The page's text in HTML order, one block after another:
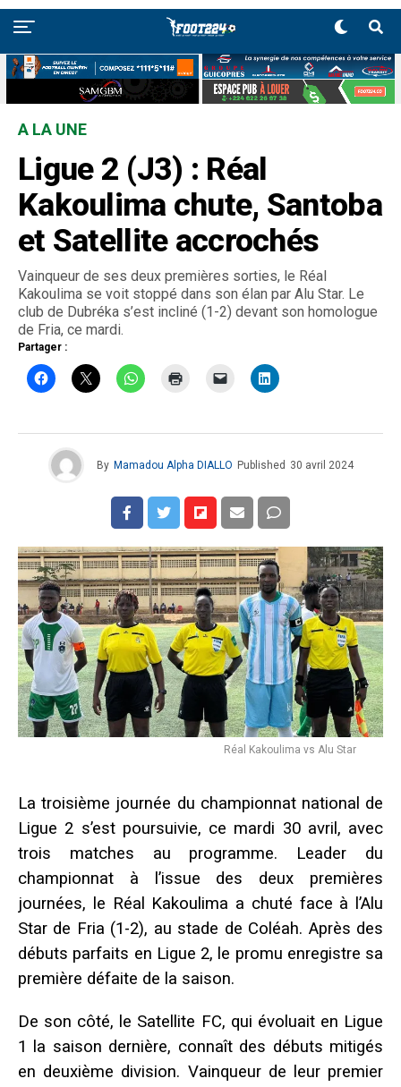
A LA UNE
Ligue 2 (J3) : Réal
Kakoulima chute, Santoba
et Satellite accrochés
Vainqueur de ses deux premières sorties, le Réal
Kakoulima se voit stoppé dans son élan par Alu Star. Le
club de Dubréka s’est incliné (1-2) devant son homologue
de Fria, ce mardi.
Partager :
By Mamadou Alpha DIALLO Published 30 avril 2024
Réal Kakoulima vs Alu Star
La troisième journée du championnat national de
Ligue 2 s’est poursuivie, ce mardi 30 avril, avec
trois matches au programme. Leader du
championnat à l’issue des deux premières
journées, le Réal Kakoulima a chuté face à l’Alu
Star de Fria (1-2), au stade de Coléah. Après des
débuts parfaits en Ligue 2, le promu enregistre sa
première défaite de la saison.
De son côté, le Satellite FC, qui évoluait en Ligue
1 la saison dernière, connaît des débuts mitigés
en deuxième division. Vainqueur de leur premier